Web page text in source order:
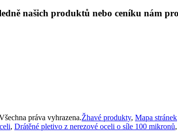
našich produktů nebo ceníku nám
práva vyhrazena.Žhavé produkty, Mapa stránek
, Drátěné pletivo z nerezové oceli o síle 100 mikronů,